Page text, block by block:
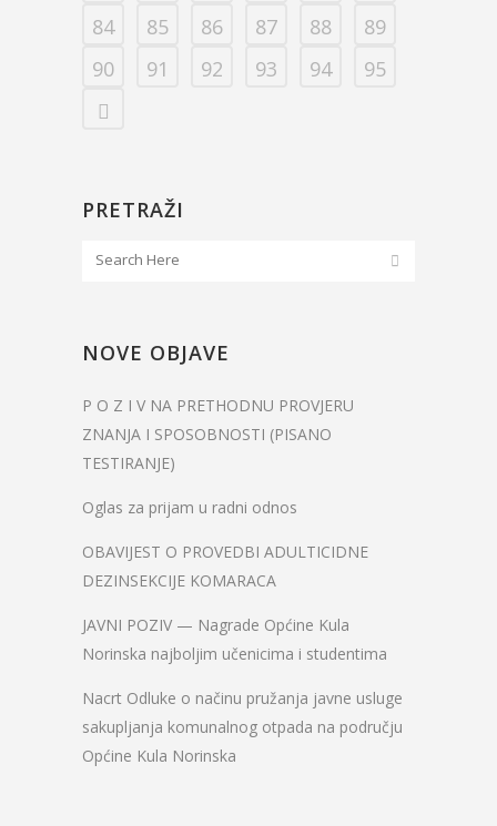
84
85 86 87 88
89
90
91 92 93 94 95
PRETRAŽI
NOVE OBJAVE
P O Z I V NA PRETHODNU PROVJERU
ZNANJA I SPOSOBNOSTI (PISANO
TESTIRANJE)
Oglas za prijam u radni odnos
OBAVIJEST O PROVEDBI ADULTICIDNE
DEZINSEKCIJE KOMARACA
JAVNI POZIV — Nagrade Općine Kula
Norinska najboljim učenicima i studentima
Nacrt Odluke o načinu pružanja javne usluge
sakupljanja komunalnog otpada na području
Općine Kula Norinska